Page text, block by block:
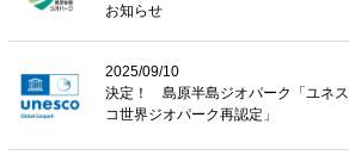
お知らせ
2025/09/10
決定！ 島原半島ジオパーク「ユネス
コ世界ジオパーク再認定」